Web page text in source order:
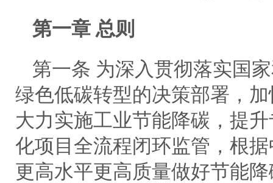
第一章 总则
第一条 为深入贯彻落实国
绿色低碳转型的决策部署，
大力实施工业节能降碳，提
化项目全流程闭环监管，根
更高水平更高质量做好节能